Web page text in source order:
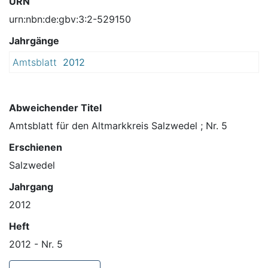
urn:nbn:de:gbv:3:2-529150
Jahrgänge
Amtsblatt 2012
Abweichender Titel
Amtsblatt für den Altmarkkreis Salzwedel ; Nr. 5
Erschienen
Salzwedel
Jahrgang
2012
Heft
2012 - Nr. 5